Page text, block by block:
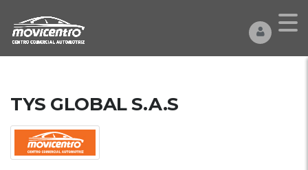
TYS GLOBAL S.A.S